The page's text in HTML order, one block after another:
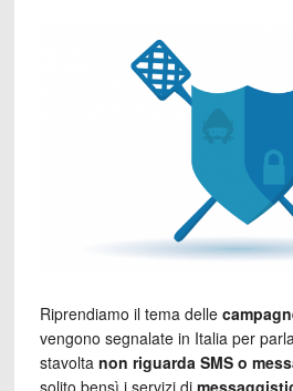
Riprendiamo il tema delle
vengono segnalate in Italia per
stavolta non riguarda SMS o
solito bensì i servizi di